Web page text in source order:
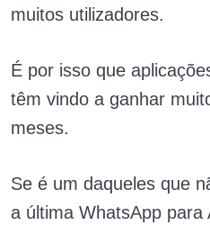
muitos utilizadores.
É por isso que
têm vindo a ganhar
meses.
Se é um daqueles que
a última WhatsApp para